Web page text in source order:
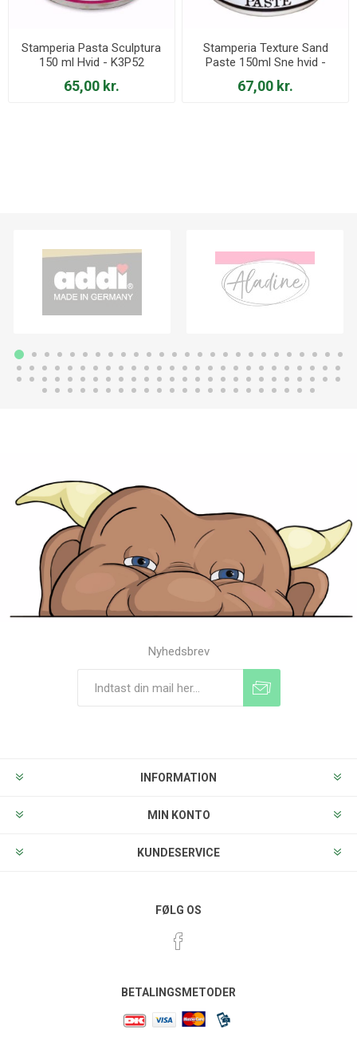
Stamperia Pasta Sculptura
150 ml Hvid - K3P52
65,00 kr.
Stamperia Texture Sand
Paste 150ml Sne hvid -
K3P40
67,00 kr.
Nyhedsbrev
INFORMATION
MIN KONTO
KUNDESERVICE
FØLG OS
BETALINGSMETODER